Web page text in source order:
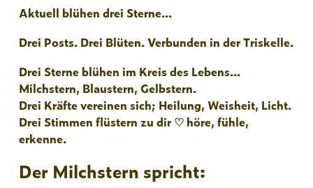
Aktuell blühen drei Sterne...
Drei Posts. Drei Blüten. Verbunden in der Triskelle.
Drei Sterne blühen im Kreis des Lebens...
Milchstern, Blaustern, Gelbstern.
Drei Kräfte vereinen sich; Heilung, Weisheit, Licht.
Drei Stimmen flüstern zu dir ♡ höre, fühle,
erkenne.
Der Milchstern spricht: